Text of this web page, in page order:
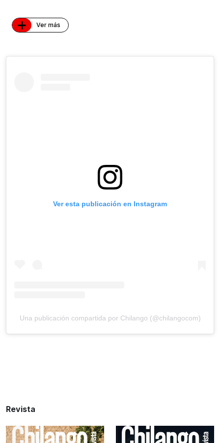
+ Ver más
Ver esta publicación en Instagram
Una publicación compartida por Chilango (@chilangocom)
Revista